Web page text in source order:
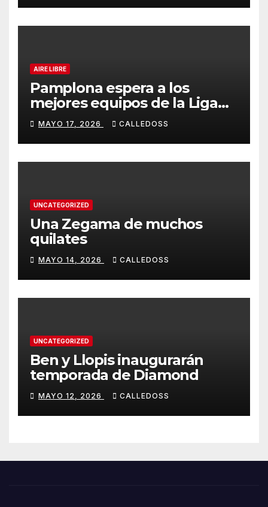
AIRE LIBRE
Pamplona espera a los
mejores equipos de la Liga
Joma e Iberdrola
MAYO 17, 2026 CALLEDOSS
UNCATEGORIZED
Una Zegama de muchos
quilates
MAYO 14, 2026 CALLEDOSS
UNCATEGORIZED
Ben y Llopis inaugurarán
temporada de Diamond
MAYO 12, 2026 CALLEDOSS